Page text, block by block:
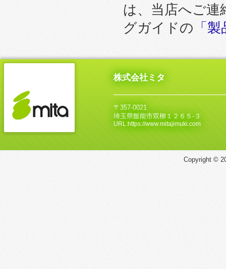
は、当店へご
グガイドの 「
株式会社ミタ
〒357-0021
埼玉県飯能市双柳１２６５‐３
URL:https://www.mitajimuki.com
Copyright ©